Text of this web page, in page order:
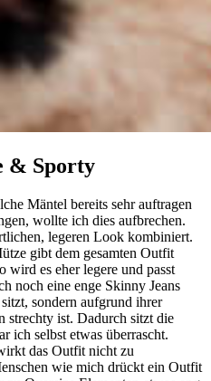
& Sporty
Mäntel bereits sehr auftragen
wollte ich dies aufbrechen.
legeren Look kombiniert.
gibt dem gesamten Outfit
wird es eher legere und passt
noch eine enge Skinny Jeans
sondern aufgrund ihrer
strechty ist. Dadurch sitzt die
ich selbst etwas überrascht.
das Outfit nicht zu
wie mich drückt ein Outfit